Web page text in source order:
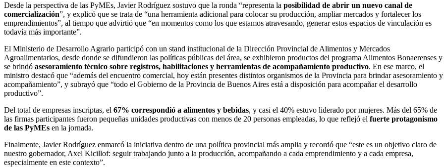
Desde la perspectiva de las PyMEs, Javier Rodríguez sostuvo que la ronda “representa la posibilidad de abrir un nuevo canal de
comercialización”, y explicó que se trata de “una herramienta adicional para colocar su producción, ampliar mercados y fortalecer los
emprendimientos”, al tiempo que advirtió que “en momentos como los que estamos atravesando, generar estos espacios de vinculación es
todavía más importante”.
El Ministerio de Desarrollo Agrario participó con un stand institucional de la Dirección Provincial de Alimentos y Mercados
Agroalimentarios, desde donde se difundieron las políticas públicas del área, se exhibieron productos del programa Alimentos Bonaerenses y
se brindó asesoramiento técnico sobre registros, habilitaciones y herramientas de acompañamiento productivo. En ese marco, el
ministro destacó que “además del encuentro comercial, hoy están presentes distintos organismos de la Provincia para brindar asesoramiento y
acompañamiento”, y subrayó que “todo el Gobierno de la Provincia de Buenos Aires está a disposición para acompañar el desarrollo
productivo”.
Del total de empresas inscriptas, el 67% correspondió a alimentos y bebidas, y casi el 40% estuvo liderado por mujeres. Más del 65% de
las firmas participantes fueron pequeñas unidades productivas con menos de 20 personas empleadas, lo que reflejó el fuerte protagonismo
de las PyMEs en la jornada.
Finalmente, Javier Rodríguez enmarcó la iniciativa dentro de una política provincial más amplia y recordó que “este es un objetivo claro de
nuestro gobernador, Axel Kicillof: seguir trabajando junto a la producción, acompañando a cada emprendimiento y a cada empresa,
especialmente en este contexto”.